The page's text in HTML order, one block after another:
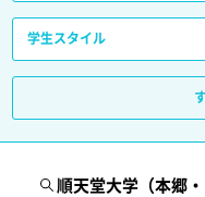
学生スタイル
順天堂大学（本郷